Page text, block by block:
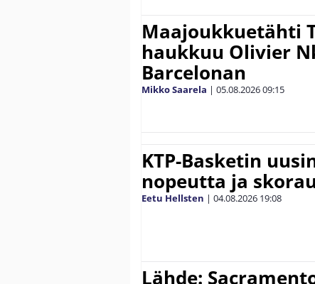
Maajoukkuetähti
haukkuu Olivier
Barcelonan
Mikko Saarela | 05.08.202609:15
KTP-Basketin
nopeutta ja
Eetu Hellsten | 04.08.2026 19:08
Lähde: